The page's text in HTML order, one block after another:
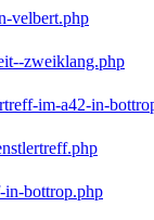
velbert.php
zweiklang.php
im-a42-in-
in-bottrop.php